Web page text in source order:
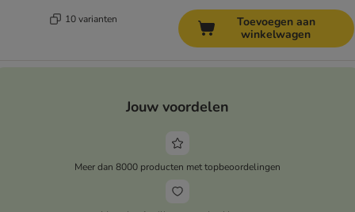
10 varianten
Toevoegen aan
winkelwagen
Jouw voordelen
Meer dan 8000 producten met topbeoordelingen